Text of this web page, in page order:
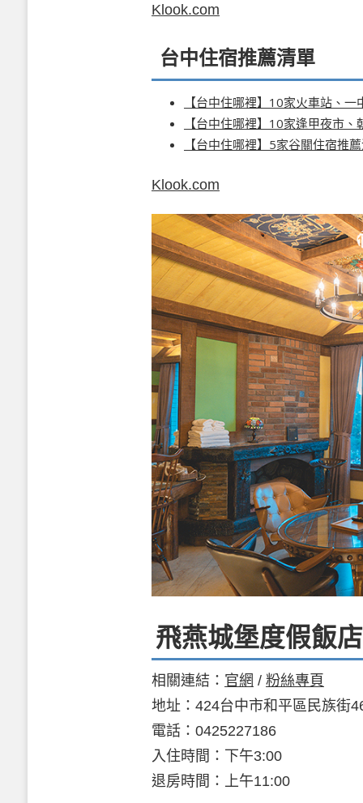
Klook.com
台中住宿推薦清單
【台中住哪裡】10家火車站、
【台中住哪裡】10家逢甲夜市
【台中住哪裡】5家谷關住宿推
Klook.com
飛燕城堡度假飯店
相關連結： 官網 / 粉絲專頁
地址：424台中市和平區民族街
電話：0425227186
入住時間：下午3:00
退房時間：上午11:00